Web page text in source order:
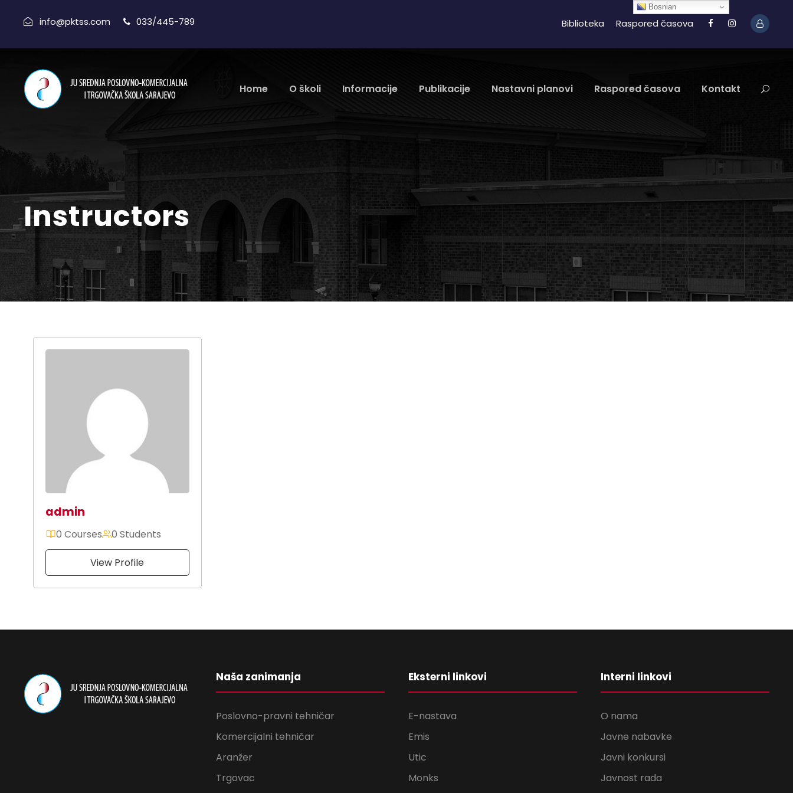
info@pktss.com 033/445-789 Biblioteka Raspored časova
Home O školi Informacije Publikacije Nastavni planovi Raspored časova Kontakt
Instructors
admin
0 Courses 0 Students
View Profile
Naša zanimanja
Poslovno-pravni tehničar
Komercijalni tehničar
Aranžer
Trgovac
Eksterni linkovi
E-nastava
Emis
Utic
Monks
Interni linkovi
O nama
Javne nabavke
Javni konkursi
Javnost rada
Bosnian